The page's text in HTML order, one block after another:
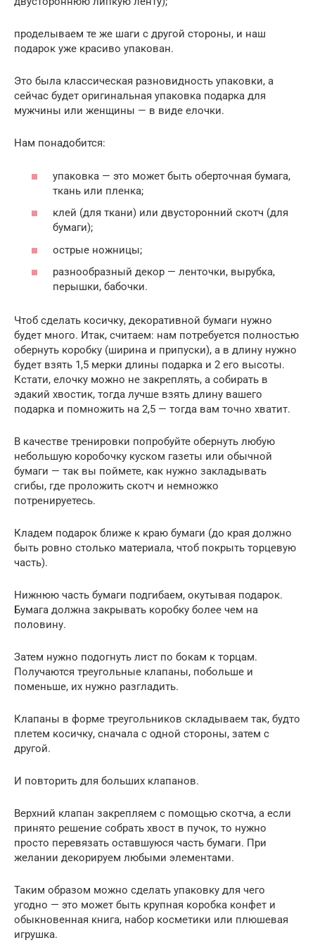
проделываем те же шаги с другой стороны, и наш
подарок уже красиво упакован.
Это была классическая разновидность упаковки, а
сейчас будет оригинальная упаковка подарка для
мужчины или женщины — в виде елочки.
Нам понадобится:
упаковка — это может быть оберточная бумага,
ткань или пленка;
клей (для ткани) или двусторонний скотч (для
бумаги);
острые ножницы;
разнообразный декор — ленточки, вырубка,
перышки, бабочки.
Чтоб сделать косичку, декоративной бумаги нужно
будет много. Итак, считаем: нам потребуется полностью
обернуть коробку (ширина и припуски), а в длину нужно
будет взять 1,5 мерки длины подарка и 2 его высоты.
Кстати, елочку можно не закреплять, а собирать в
эдакий хвостик, тогда лучше взять длину вашего
подарка и помножить на 2,5 — тогда вам точно хватит.
В качестве тренировки попробуйте обернуть любую
небольшую коробочку куском газеты или обычной
бумаги — так вы поймете, как нужно закладывать
сгибы, где проложить скотч и немножко
потренируетесь.
Кладем подарок ближе к краю бумаги (до края должно
быть ровно столько материала, чтоб покрыть торцевую
часть).
Нижнюю часть бумаги подгибаем, окутывая подарок.
Бумага должна закрывать коробку более чем на
половину.
Затем нужно подогнуть лист по бокам к торцам.
Получаются треугольные клапаны, побольше и
поменьше, их нужно разгладить.
Клапаны в форме треугольников складываем так, будто
плетем косичку, сначала с одной стороны, затем с
другой.
И повторить для больших клапанов.
Верхний клапан закрепляем с помощью скотча, а если
принято решение собрать хвост в пучок, то нужно
просто перевязать оставшуюся часть бумаги. При
желании декорируем любыми элементами.
Таким образом можно сделать упаковку для чего
угодно — это может быть крупная коробка конфет и
обыкновенная книга, набор косметики или плюшевая
игрушка.